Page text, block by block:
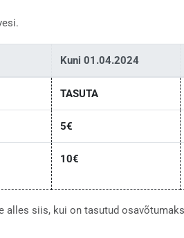
Kuni 01.04.2024
TASUTA
5€
10€
alles siis, kui on tasutud